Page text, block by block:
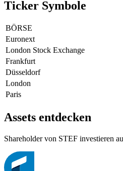
Ticker Symbole
BÖRSE
Euronext
London Stock Exchange
Frankfurt
Düsseldorf
London
Paris
Assets entdecken
Shareholder von STEF investieren